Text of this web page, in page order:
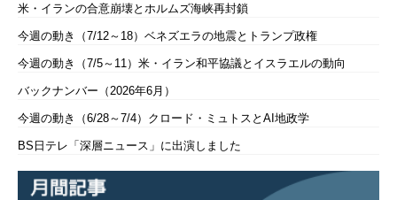
米・イランの合意崩壊とホルムズ海峡再封鎖
今週の動き（7/12～18）ベネズエラの地震とトランプ政権
今週の動き（7/5～11）米・イラン和平協議とイスラエルの動向
バックナンバー（2026年6月）
今週の動き（6/28～7/4）クロード・ミュトスとAI地政学
BS日テレ「深層ニュース」に出演しました